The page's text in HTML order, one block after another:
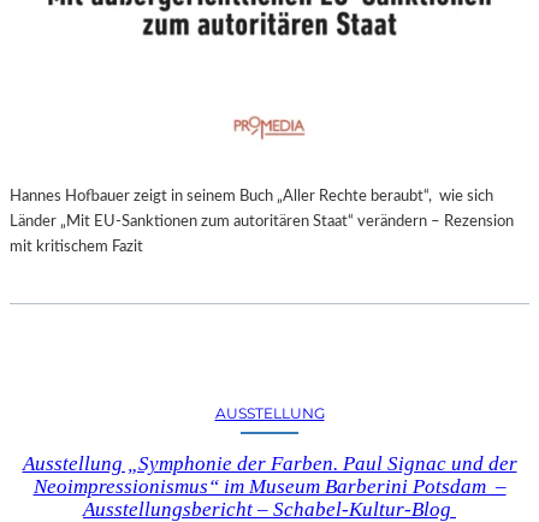
Hannes Hofbauer zeigt in seinem Buch „Aller Rechte beraubt“, wie sich
Länder „Mit EU-Sanktionen zum autoritären Staat“ verändern – Rezension
mit kritischem Fazit
AUSSTELLUNG
Ausstellung „Symphonie der Farben. Paul Signac und der
Neoimpressionismus“ im Museum Barberini Potsdam –
Ausstellungsbericht – Schabel-Kultur-Blog